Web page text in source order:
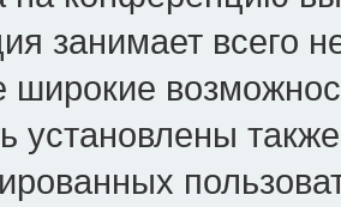
занимает всего
широкие
установлены